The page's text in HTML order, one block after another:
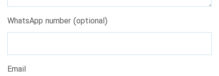
WhatsApp number (optional)
Email